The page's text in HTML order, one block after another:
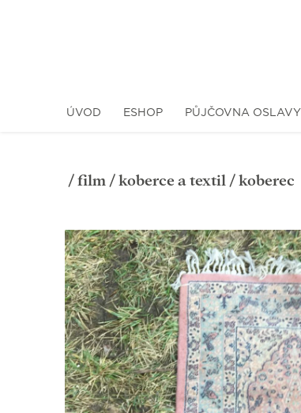
ÚVOD ESHOP PŮJČOVNA OSLAVY
/ film / koberce a textil / koberec